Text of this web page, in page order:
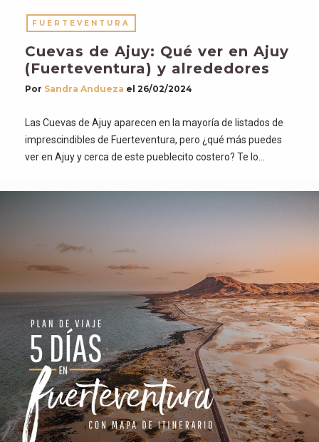
FUERTEVENTURA
Cuevas de Ajuy: Qué ver en Ajuy
(Fuerteventura) y alrededores
Por Sandra Andueza el 26/02/2024
Las Cuevas de Ajuy aparecen en la mayoría de listados de
imprescindibles de Fuerteventura, pero ¿qué más puedes
ver en Ajuy y cerca de este pueblecito costero? Te lo…